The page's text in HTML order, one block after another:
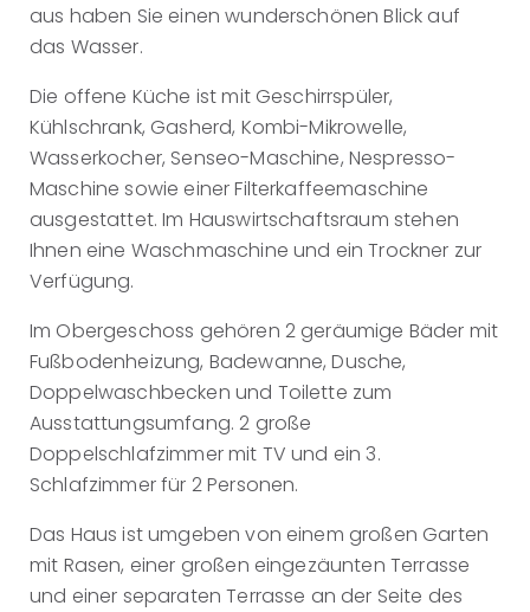
aus haben Sie einen wunderschönen Blick auf
das Wasser.
Die offene Küche ist mit Geschirrspüler,
Kühlschrank, Gasherd, Kombi-Mikrowelle,
Wasserkocher, Senseo-Maschine, Nespresso-
Maschine sowie einer Filterkaffeemaschine
ausgestattet. Im Hauswirtschaftsraum stehen
Ihnen eine Waschmaschine und ein Trockner zur
Verfügung.
Im Obergeschoss gehören 2 geräumige Bäder mit
Fußbodenheizung, Badewanne, Dusche,
Doppelwaschbecken und Toilette zum
Ausstattungsumfang. 2 große
Doppelschlafzimmer mit TV und ein 3.
Schlafzimmer für 2 Personen.
Das Haus ist umgeben von einem großen Garten
mit Rasen, einer großen eingezäunten Terrasse
und einer separaten Terrasse an der Seite des